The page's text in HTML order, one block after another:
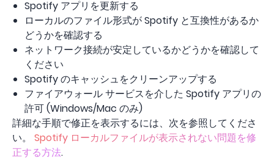
Spotify アプリを更新する
ローカルのファイル形式が Spotify と互換性があるか
どうかを確認する
ネットワーク接続が安定しているかどうかを確認して
ください
Spotify のキャッシュをクリーンアップする
ファイアウォール サービスを介した Spotify アプリの
許可 (Windows/Mac のみ)
詳細な手順で修正を表示するには、次を参照してくださ
い。 Spotify ローカルファイルが表示されない問題を修
正する方法.